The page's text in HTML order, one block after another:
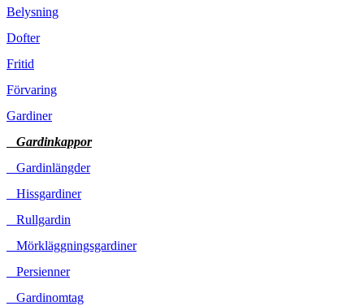
Belysning
Dofter
Fritid
Förvaring
Gardiner
Gardinkappor
Gardinlängder
Hissgardiner
Rullgardin
Mörkläggningsgardiner
Persienner
Gardinomtag